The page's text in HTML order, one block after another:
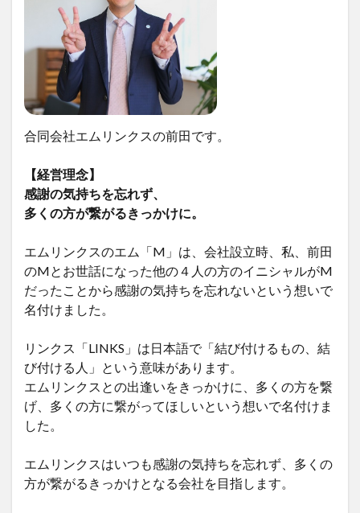
合同会社エムリンクスの前田です。
【経営理念】
感謝の気持ちを忘れず、
多くの方が繋がるきっかけに。
エムリンクスのエム「M」は、会社設立時、私、前田
のMとお世話になった他の４人の方のイニシャルがM
だったことから感謝の気持ちを忘れないという想いで
名付けました。
リンクス「LINKS」は日本語で「結び付けるもの、結
び付ける人」という意味があります。
エムリンクスとの出逢いをきっかけに、多くの方を繋
げ、多くの方に繋がってほしいという想いで名付けま
した。
エムリンクスはいつも感謝の気持ちを忘れず、多くの
方が繋がるきっかけとなる会社を目指します。